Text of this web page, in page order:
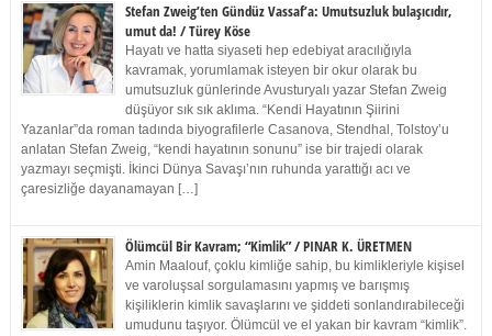
Stefan Zweig’ten Gündüz Vassaf’a: Umutsuzluk bulaşıcıdır,
umut da! / Türey Köse
Hayatı ve hatta siyaseti hep edebiyat aracılığıyla
kavramak, yorumlamak isteyen bir okur olarak bu
umutsuzluk günlerinde Avusturyalı yazar Stefan Zweig
düşüyor sık sık aklıma. “Kendi Hayatının Şiirini
Yazanlar”da roman tadında biyografilerle Casanova, Stendhal, Tolstoy’u
anlatan Stefan Zweig, “kendi hayatının sonunu” ise bir trajedi olarak
yazmayı seçmişti. İkinci Dünya Savaşı’nın ruhunda yarattığı acı ve
çaresizliğe dayanamayan […]
Ölümcül Bir Kavram; “Kimlik” / PINAR K. ÜRETMEN
Amin Maalouf, çoklu kimliğe sahip, bu kimlikleriyle kişisel
ve varoluşsal sorgulamasını yapmış ve barışmış
kişiliklerin kimlik savaşlarını ve şiddeti sonlandırabileceği
umudunu taşıyor. Ölümcül ve el yakan bir kavram “kimlik”.